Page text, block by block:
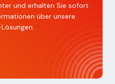
und erhalten Sie sofort
über unsere